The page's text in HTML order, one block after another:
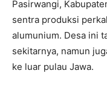
Pasirwangi,
sentra produksi
alumunium. Desa ini
sekitarnya, namun
ke luar pulau Jawa.